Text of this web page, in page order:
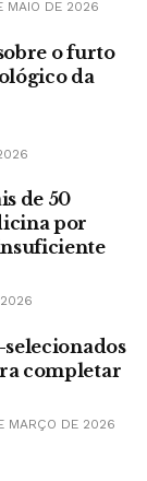
MAIO DE 2026
o furto
da
de 50
por
completar
MARÇO DE 2026